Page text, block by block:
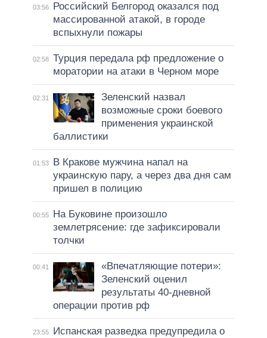
03:56
Российский Белгород оказался под
массированной атакой, в городе
вспыхнули пожары
02:58 Турция передала рф предложение о
моратории на атаки в Черном море
02:31
Зеленский назвал
возможные сроки боевого
применения украинской
баллистики
01:53
В Кракове мужчина напал на
украинскую пару, а через два дня сам
пришел в полицию
00:55
На Буковине произошло
землетрясение: где зафиксировали
толчки
00:41
«Впечатляющие потери»:
Зеленский оценил
результаты 40-дневной
операции против рф
23:55
Испанская разведка предупредила о